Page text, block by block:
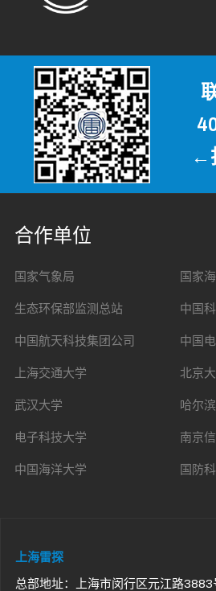
←
合作单位
国家气象局 国家
生态环保部监测总站 中国
中国航天科技集团公司 中国
上海交通大学 北京
武汉大学 哈尔
电子科技大学 南京
中国海洋大学 国防
上海雷探
总部地址：上海市闵行区元江路3883